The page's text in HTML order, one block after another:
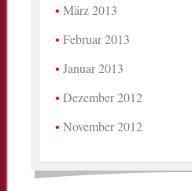
März 2013
Februar 2013
Januar 2013
Dezember 2012
November 2012